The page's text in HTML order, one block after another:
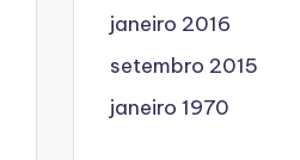
janeiro 2016
setembro 2015
janeiro 1970